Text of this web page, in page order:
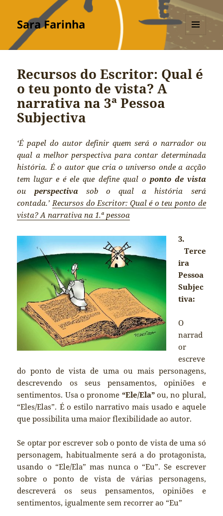
Sara Farinha
MENU
Recursos do Escritor: Qual é
o teu ponto de vista? A
narrativa na 3ª Pessoa
Subjectiva
‘É papel do autor definir quem será o narrador ou
qual a melhor perspectiva para contar determinada
história. É o autor que cria o universo onde a acção
tem lugar e é ele que define qual o ponto de vista
ou perspectivasob o qual a história será
contada.’Recursos do Escritor: Qual é o teu ponto de
vista? A narrativa na 1.ª pessoa
3.
Terce
ira
Pessoa
Subjec
tiva:
O
narrad
or
escreve
do ponto de vista de uma ou mais personagens,
descrevendo os seus pensamentos, opiniões e
sentimentos. Usa o pronome “Ele/Ela”ou, no plural,
“Eles/Elas”. É o estilo narrativo mais usado e aquele
que possibilita uma maior flexibilidade ao autor.
Se optar por escrever sob o ponto de vista de uma só
personagem, habitualmente será a do protagonista,
usando o “Ele/Ela” mas nunca o “Eu”. Se escrever
sobre o ponto de vista de várias personagens,
descreverá os seus pensamentos, opiniões e
sentimentos, igualmente sem recorrer ao “Eu”